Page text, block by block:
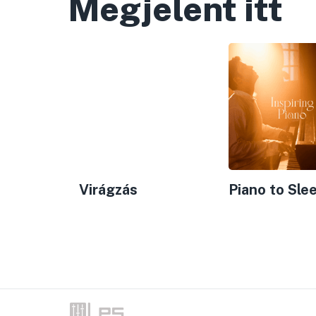
Megjelent itt
Virágzás Piano to